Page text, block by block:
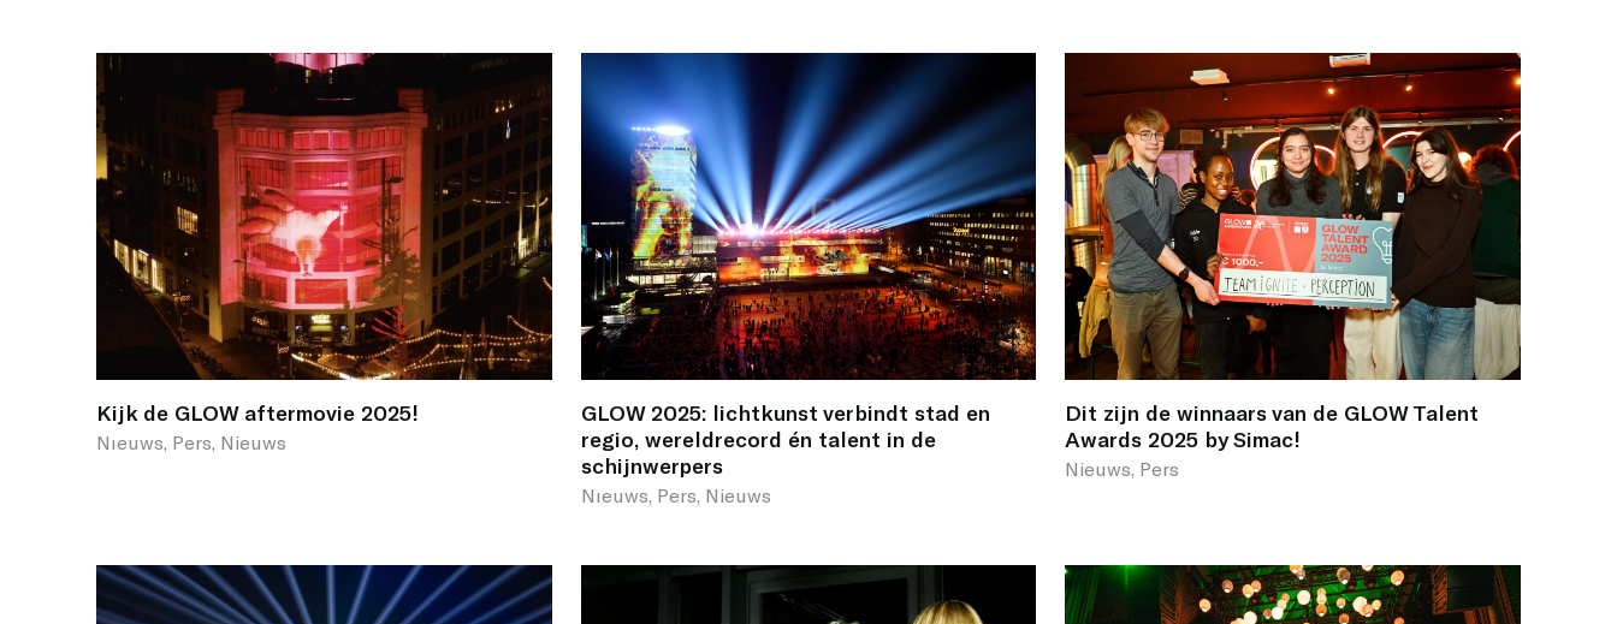
Kijk de GLOW aftermovie 2025!
Nıeuws, Pers, Nieuws
GLOW 2025: lichtkunst verbindt stad en
regio, wereldrecord én talent in de
schijnwerpers
Nıeuws, Pers, Nieuws
Dit zijn de winnaars van de GLOW Talent
Awards 2025 by Simac!
Nieuws, Pers